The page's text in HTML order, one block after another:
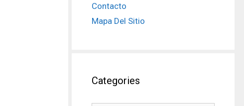
Contacto
Mapa Del Sitio
Categories